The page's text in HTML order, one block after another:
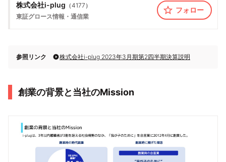
株式会社i-plug （4177 ）
東証グロース情報・通信業
フォロー
参照リンク 株式会社i-plug 2023年3月期第2四半期決算説明
創業の背景と当社のMission